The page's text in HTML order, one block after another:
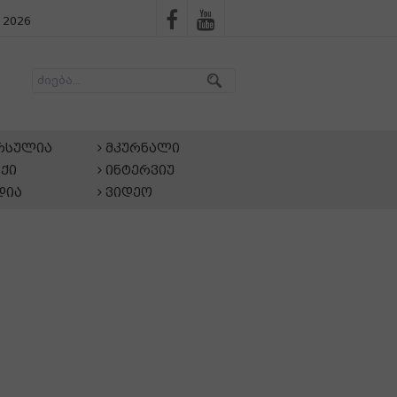
მკურნალი
ინტერვიუ
ვიდეო